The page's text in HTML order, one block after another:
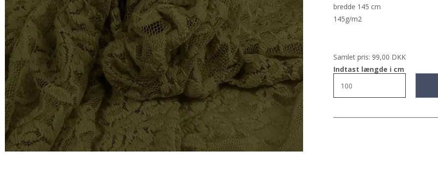
bredde 145 cm
145g/m2
Samlet pris: 99,00 DKK
Indtast længde i cm